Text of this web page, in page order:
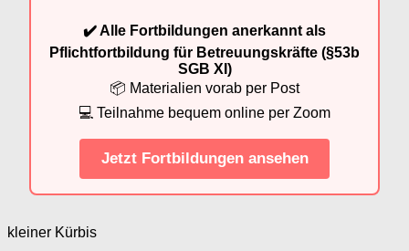
✔️ Alle Fortbildungen anerkannt als
Pflichtfortbildung für Betreuungskräfte (§53b
SGB XI)
📦 Materialien vorab per Post
💻 Teilnahme bequem online per Zoom
Jetzt Fortbildungen ansehen
kleiner Kürbis